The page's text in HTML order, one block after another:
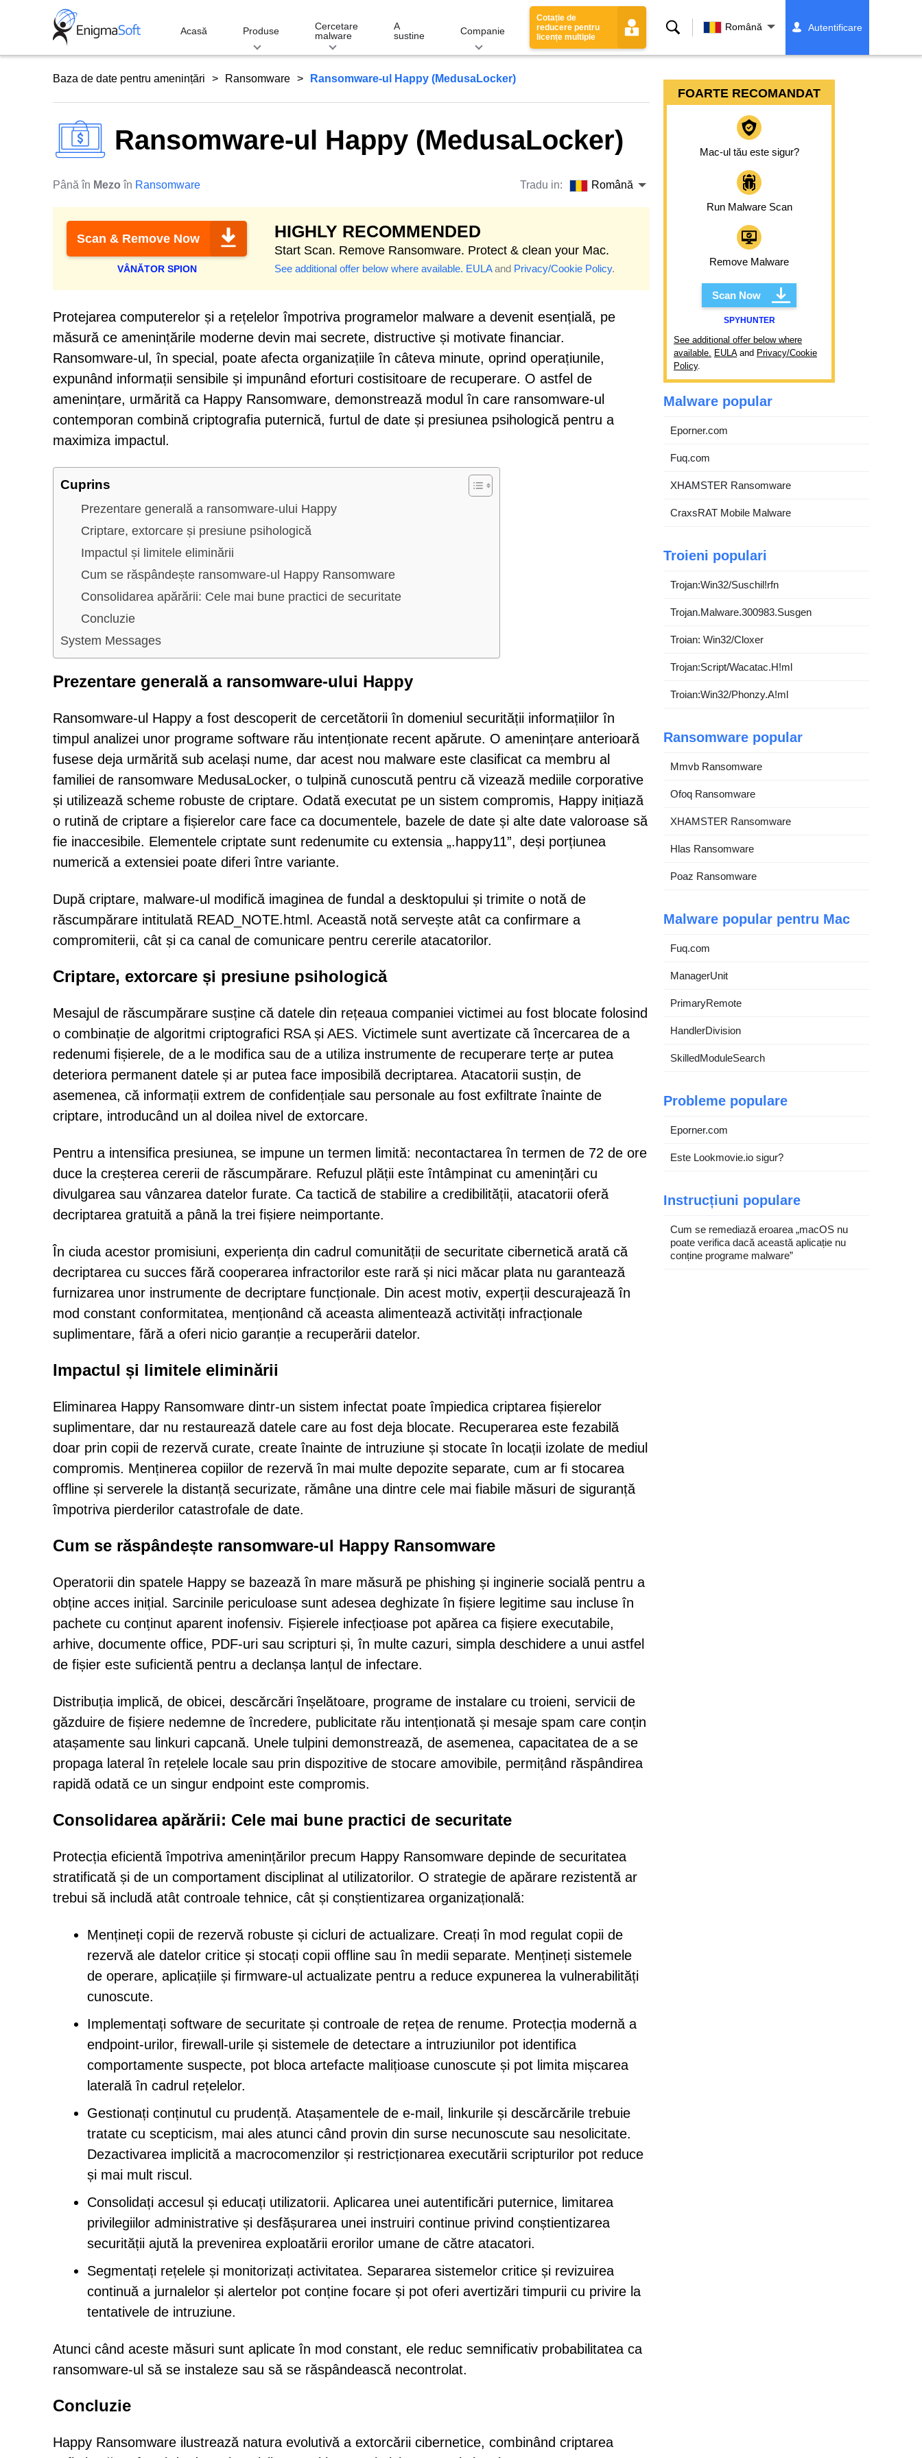
Acasă Produse
Cercetare
malware
A
sustine
Companie
Cotație de
reducere pentru
licențe multiple
Căutare Română Autentificare
Baza de date pentru amenințări Ransomware Ransomware-ul Happy (MedusaLocker)
Ransomware-ul Happy (MedusaLocker)
Până în Mezo în Ransomware Tradu in: Română
Scan & Remove Now
VÂNĂTOR SPION
HIGHLY RECOMMENDED
Start Scan. Remove Ransomware. Protect & clean your Mac.
See additional offer below where available. EULAand Privacy/Cookie Policy.
Protejarea computerelor și a rețelelor împotriva programelor malware a devenit esențială, pe
măsură ce amenințările moderne devin mai secrete, distructive și motivate financiar.
Ransomware-ul, în special, poate afecta organizațiile în câteva minute, oprind operațiunile,
expunând informații sensibile și impunând eforturi costisitoare de recuperare. O astfel de
amenințare, urmărită ca Happy Ransomware, demonstrează modul în care ransomware-ul
contemporan combină criptografia puternică, furtul de date și presiunea psihologică pentru a
maximiza impactul.
Cuprins
Prezentare generală a ransomware-ului Happy
Criptare, extorcare și presiune psihologică
Impactul și limitele eliminării
Cum se răspândește ransomware-ul Happy Ransomware
Consolidarea apărării: Cele mai bune practici de securitate
Concluzie
System Messages
Prezentare generală a ransomware-ului Happy
Ransomware-ul Happy a fost descoperit de cercetătorii în domeniul securității informațiilor în
timpul analizei unor programe software rău intenționate recent apărute. O amenințare anterioară
fusese deja urmărită sub același nume, dar acest nou malware este clasificat ca membru al
familiei de ransomware MedusaLocker, o tulpină cunoscută pentru că vizează mediile corporative
și utilizează scheme robuste de criptare. Odată executat pe un sistem compromis, Happy inițiază
o rutină de criptare a fișierelor care face ca documentele, bazele de date și alte date valoroase să
fie inaccesibile. Elementele criptate sunt redenumite cu extensia „.happy11”, deși porțiunea
numerică a extensiei poate diferi între variante.
După criptare, malware-ul modifică imaginea de fundal a desktopului și trimite o notă de
răscumpărare intitulată READ_NOTE.html. Această notă servește atât ca confirmare a
compromiterii, cât și ca canal de comunicare pentru cererile atacatorilor.
Criptare, extorcare și presiune psihologică
Mesajul de răscumpărare susține că datele din rețeaua companiei victimei au fost blocate folosind
o combinație de algoritmi criptografici RSA și AES. Victimele sunt avertizate că încercarea de a
redenumi fișierele, de a le modifica sau de a utiliza instrumente de recuperare terțe ar putea
deteriora permanent datele și ar putea face imposibilă decriptarea. Atacatorii susțin, de
asemenea, că informații extrem de confidențiale sau personale au fost exfiltrate înainte de
criptare, introducând un al doilea nivel de extorcare.
Pentru a intensifica presiunea, se impune un termen limită: necontactarea în termen de 72 de ore
duce la creșterea cererii de răscumpărare. Refuzul plății este întâmpinat cu amenințări cu
divulgarea sau vânzarea datelor furate. Ca tactică de stabilire a credibilității, atacatorii oferă
decriptarea gratuită a până la trei fișiere neimportante.
În ciuda acestor promisiuni, experiența din cadrul comunității de securitate cibernetică arată că
decriptarea cu succes fără cooperarea infractorilor este rară și nici măcar plata nu garantează
furnizarea unor instrumente de decriptare funcționale. Din acest motiv, experții descurajează în
mod constant conformitatea, menționând că aceasta alimentează activități infracționale
suplimentare, fără a oferi nicio garanție a recuperării datelor.
Impactul și limitele eliminării
Eliminarea Happy Ransomware dintr-un sistem infectat poate împiedica criptarea fișierelor
suplimentare, dar nu restaurează datele care au fost deja blocate. Recuperarea este fezabilă
doar prin copii de rezervă curate, create înainte de intruziune și stocate în locații izolate de mediul
compromis. Menținerea copiilor de rezervă în mai multe depozite separate, cum ar fi stocarea
offline și serverele la distanță securizate, rămâne una dintre cele mai fiabile măsuri de siguranță
împotriva pierderilor catastrofale de date.
Cum se răspândește ransomware-ul Happy Ransomware
Operatorii din spatele Happy se bazează în mare măsură pe phishing și inginerie socială pentru a
obține acces inițial. Sarcinile periculoase sunt adesea deghizate în fișiere legitime sau incluse în
pachete cu conținut aparent inofensiv. Fișierele infecțioase pot apărea ca fișiere executabile,
arhive, documente office, PDF-uri sau scripturi și, în multe cazuri, simpla deschidere a unui astfel
de fișier este suficientă pentru a declanșa lanțul de infectare.
Distribuția implică, de obicei, descărcări înșelătoare, programe de instalare cu troieni, servicii de
găzduire de fișiere nedemne de încredere, publicitate rău intenționată și mesaje spam care conțin
atașamente sau linkuri capcană. Unele tulpini demonstrează, de asemenea, capacitatea de a se
propaga lateral în rețelele locale sau prin dispozitive de stocare amovibile, permițând răspândirea
rapidă odată ce un singur endpoint este compromis.
Consolidarea apărării: Cele mai bune practici de securitate
Protecția eficientă împotriva amenințărilor precum Happy Ransomware depinde de securitatea
stratificată și de un comportament disciplinat al utilizatorilor. O strategie de apărare rezistentă ar
trebui să includă atât controale tehnice, cât și conștientizarea organizațională:
Mențineți copii de rezervă robuste și cicluri de actualizare. Creați în mod regulat copii de
rezervă ale datelor critice și stocați copii offline sau în medii separate. Mențineți sistemele
de operare, aplicațiile și firmware-ul actualizate pentru a reduce expunerea la vulnerabilități
cunoscute.
Implementați software de securitate și controale de rețea de renume. Protecția modernă a
endpoint-urilor, firewall-urile și sistemele de detectare a intruziunilor pot identifica
comportamente suspecte, pot bloca artefacte malițioase cunoscute și pot limita mișcarea
laterală în cadrul rețelelor.
Gestionați conținutul cu prudență. Atașamentele de e-mail, linkurile și descărcările trebuie
tratate cu scepticism, mai ales atunci când provin din surse necunoscute sau nesolicitate.
Dezactivarea implicită a macrocomenzilor și restricționarea executării scripturilor pot reduce
și mai mult riscul.
Consolidați accesul și educați utilizatorii. Aplicarea unei autentificări puternice, limitarea
privilegiilor administrative și desfășurarea unei instruiri continue privind conștientizarea
securității ajută la prevenirea exploatării erorilor umane de către atacatori.
Segmentați rețelele și monitorizați activitatea. Separarea sistemelor critice și revizuirea
continuă a jurnalelor și alertelor pot conține focare și pot oferi avertizări timpurii cu privire la
tentativele de intruziune.
Atunci când aceste măsuri sunt aplicate în mod constant, ele reduc semnificativ probabilitatea ca
ransomware-ul să se instaleze sau să se răspândească necontrolat.
Concluzie
Happy Ransomware ilustrează natura evolutivă a extorcării cibernetice, combinând criptarea
FOARTE RECOMANDAT
Mac-ul tău este sigur?
Run Malware Scan
Remove Malware
Scan Now
SPYHUNTER
See additional offer below where
available. EULAand Privacy/Cookie
Policy.
Malware popular
Eporner.com
Fuq.com
XHAMSTER Ransomware
CraxsRAT Mobile Malware
Troieni populari
Trojan:Win32/Suschil!rfn
Trojan.Malware.300983.Susgen
Troian: Win32/Cloxer
Trojan:Script/Wacatac.H!ml
Troian:Win32/Phonzy.A!ml
Ransomware popular
Mmvb Ransomware
Ofoq Ransomware
XHAMSTER Ransomware
Hlas Ransomware
Poaz Ransomware
Malware popular pentru Mac
Fuq.com
ManagerUnit
PrimaryRemote
HandlerDivision
SkilledModuleSearch
Probleme populare
Eporner.com
Este Lookmovie.io sigur?
Instrucțiuni populare
Cum se remediază eroarea „macOS nu
poate verifica dacă această aplicație nu
conține programe malware”